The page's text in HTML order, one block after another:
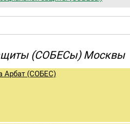
(СОБЕСы) Москвы
Арбат (СОБЕС)